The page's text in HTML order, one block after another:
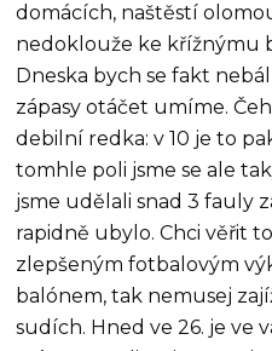
domácích, naštěstí
nedoklouže ke křížnýmu
Dneska bych se fakt
zápasy otáčet umíme.
debilní redka: v 10 je to
tomhle poli jsme se ale
jsme udělali snad 3 fauly
rapidně ubylo. Chci věřit
zlepšeným fotbalovým
balónem, tak nemusej
sudích. Hned ve 26. je ve